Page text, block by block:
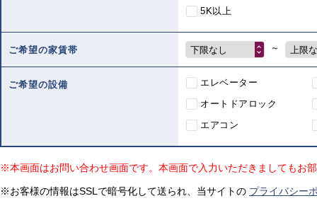
5K以上
ご希望の家賃帯 下限なし ～ 上限
ご希望の設備
エレベーター
オートドアロック
エアコン
※本画面はお問い合わせ画面です。本画面で入力いただきましてもお
※お客様の情報はSSLで暗号化して送られ、当サイトの プライバシー